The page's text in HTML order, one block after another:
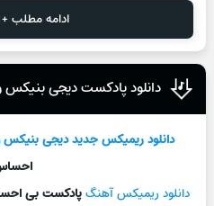
ادامه مطلب +
دانلود پادکست دیجی
دانلود ریمیکس جدیددیجی بنیکس
دانلود ریمیکس آهنگپادکست بی